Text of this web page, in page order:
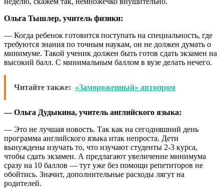
Ольга Тышлер, учитель физики:
— Когда ребенок готовится поступать на специальность, где
требуются знания по точным наукам, он не должен думать о
минимуме. Такой ученик должен быть готов сдать экзамен на
высокий балл. С минимальным баллом в вузе делать нечего.
Читайте также: «Замороженный» автопром
— Ольга Дудыкина, учитель английского языка:
— Это не лучшая новость. Так как на сегодняшний день
программа английского языка итак непроста. Дети
вынуждены изучать то, что изучают студенты 2-3 курса,
чтобы сдать экзамен. А предлагают увеличение минимума
сразу на 10 баллов — тут уже без помощи репетиторов не
обойтись. Значит, дополнительные расходы лягут на
родителей.